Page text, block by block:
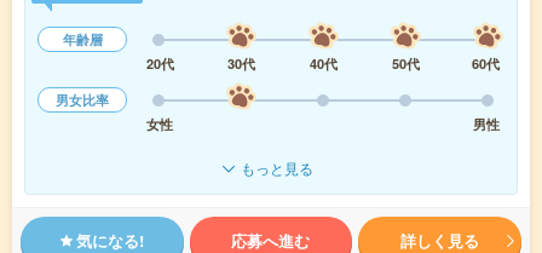
年齢層
20代
30代 40代 50代
60代
男女比率
女性
男性
もっと見る
気になる! 応募へ進む 詳しく見る